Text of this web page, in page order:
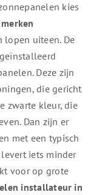
kies
lopen uiteen. De
Deze zijn
die gericht
zwarte kleur, die
Dan zijn er
met een typisch
iets minder
voor op grote
installateur in